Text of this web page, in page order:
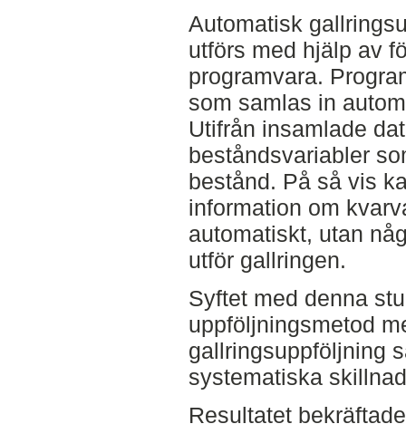
Automatisk
utförs med hjälp av
programvara.
som samlas in
Utifrån insamlade
beståndsvariabler
bestånd. På så vis
information om
automatiskt, utan
utför gallringen.
Syftet med denna
uppföljningsmetod
gallringsuppföljning
systematiska
Resultatet